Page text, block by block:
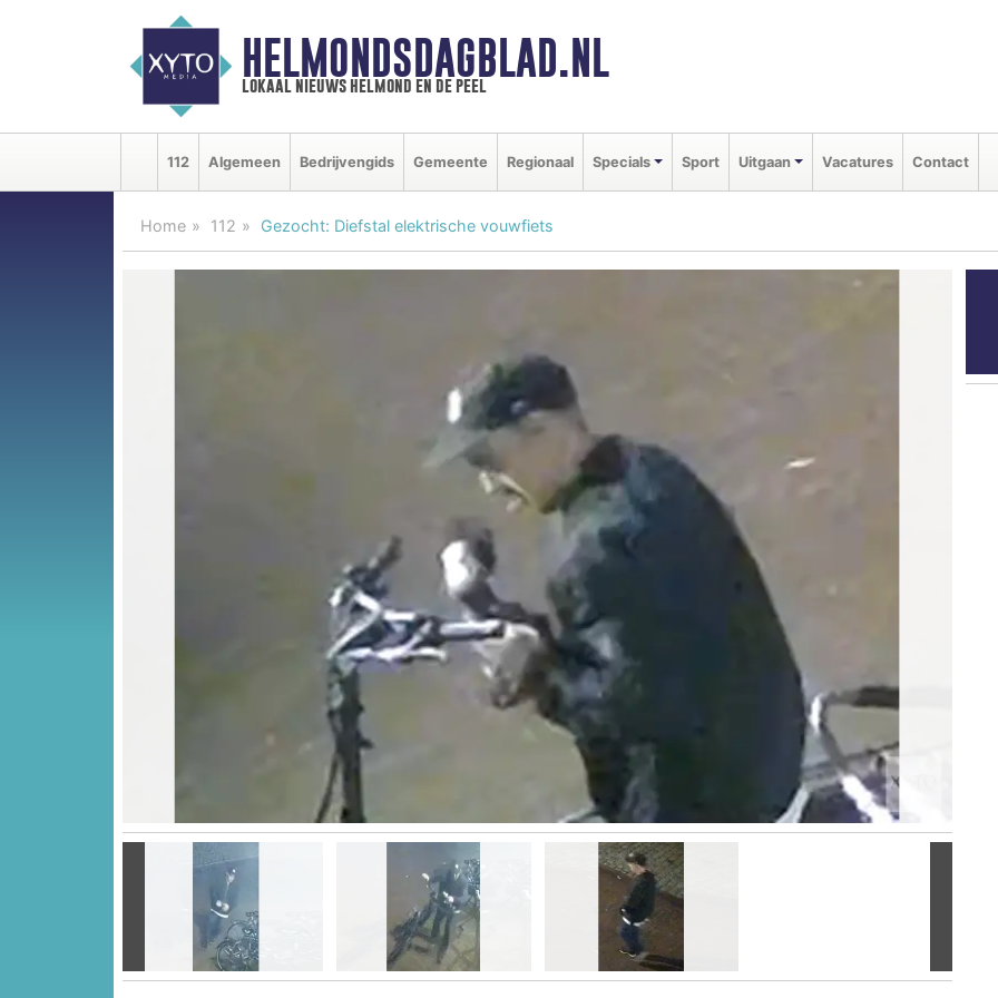
HELMONDSDAGBLAD.NL
lokaal nieuws helmond en de peel
112 Algemeen Bedrijvengids Gemeente Regionaal Specials Sport Uitgaan Vacatures Contact
Home 112 Gezocht: Diefstal elektrische vouwfiets